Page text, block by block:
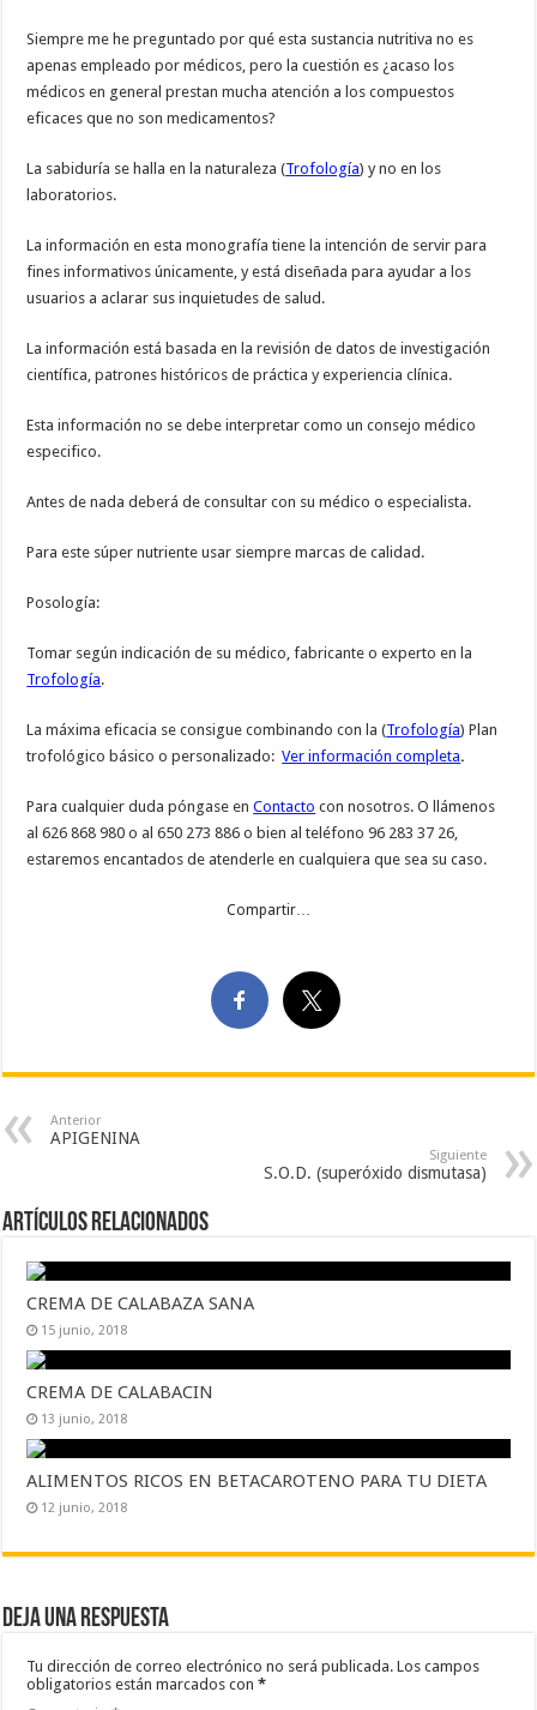
Siempre me he preguntado por qué esta sustancia nutritiva no es
apenas empleado por médicos, pero la cuestión es ¿acaso los
médicos en general prestan mucha atención a los compuestos
eficaces que no son medicamentos?
La sabiduría se halla en la naturaleza (Trofología) y no en los
laboratorios.
La información en esta monografía tiene la intención de servir para
fines informativos únicamente, y está diseñada para ayudar a los
usuarios a aclarar sus inquietudes de salud.
La información está basada en la revisión de datos de investigación
científica, patrones históricos de práctica y experiencia clínica.
Esta información no se debe interpretar como un consejo médico
especifico.
Antes de nada deberá de consultar con su médico o especialista.
Para este súper nutriente usar siempre marcas de calidad.
Posología:
Tomar según indicación de su médico, fabricante o experto en la
Trofología.
La máxima eficacia se consigue combinando con la (Trofología) Plan
trofológico básico o personalizado:Ver información completa.
Para cualquier duda póngase enContacto con nosotros. O llámenos
al 626 868 980 o al 650 273 886 o bien al teléfono 96 283 37 26,
estaremos encantados de atenderle en cualquiera que sea su caso.
Compartir…
Anterior
APIGENINA
Siguiente
S.O.D. (superóxido dismutasa)
Artículos Relacionados
CREMA DE CALABAZA SANA
15 junio, 2018
CREMA DE CALABACIN
13 junio, 2018
ALIMENTOS RICOS EN BETACAROTENO PARA TU DIETA
12 junio, 2018
Deja una respuesta
Tu dirección de correo electrónico no será publicada. Los campos
obligatorios están marcados con*